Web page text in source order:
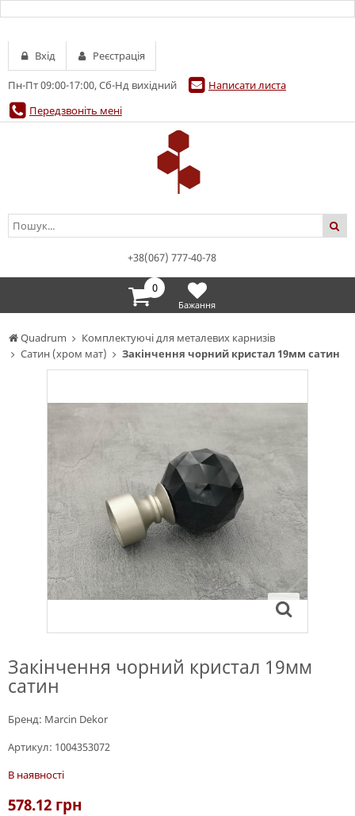
Quadrum
Комплектуючі для металевих карнизів
Сатин (хром мат)
Закінчення чорний кристал 19мм сатин
Закінчення чорний кристал 19мм
сатин
Бренд: Marcin Dekor
Артикул: 1004353072
В наявності
578.12 грн
Пн-Пт 09:00-17:00, Сб-Нд вихідний
Написати листа
Передзвоніть мені
Вхід Реєстрація
+38(067) 777-40-78
0
Бажання